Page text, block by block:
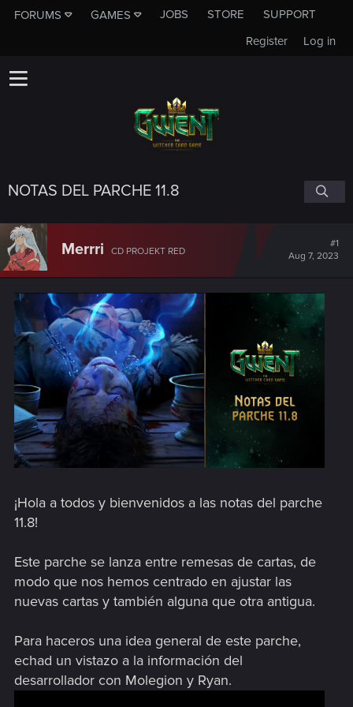
FORUMS GAMES JOBS STORE
SUPPORT
Log in
Register
NOTAS DEL PARCHE 11.8
Merrri CD PROJEKT RED
#1
Aug 7, 2023
¡Hola a todos y bienvenidos a las notas del parche
11.8!
Este parche se lanza entre remesas de cartas, de
modo que nos hemos centrado en ajustar las
nuevas cartas y también alguna que otra antigua.
Para haceros una idea general de este parche,
echad un vistazo a la información del
desarrollador con Molegion y Ryan.